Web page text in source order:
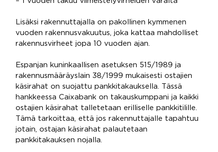
Lisäksi rakennuttajalla on pakollinen kymmenen
vuoden rakennusvakuutus, joka kattaa mahdolliset
rakennusvirheet jopa 10 vuoden ajan.
Espanjan kuninkaallisen asetuksen 515/1989 ja
rakennusmääräyslain 38/1999 mukaisesti ostajien
käsirahat on suojattu pankkitakauksella. Tässä
hankkeessa Caixabank on takauskumppani ja kaikki
ostajien käsirahat talletetaan erilliselle pankkitilille.
Tämä tarkoittaa, että jos rakennuttajalle tapahtuu
jotain, ostajan käsirahat palautetaan
pankkitakauksen nojalla.